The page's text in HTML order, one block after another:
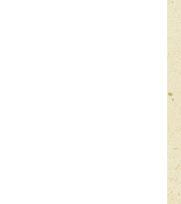
коллектива
об игрушке
"Iris" группа
лучших в
дисков